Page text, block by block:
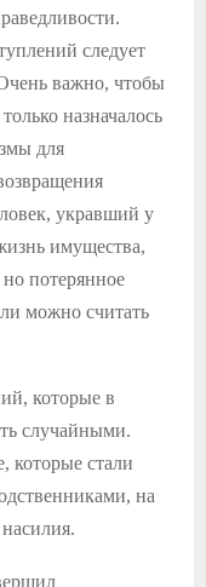
следует
важно, чтобы
назначалось
для
укравший у
имущества,
потерянное
можно считать
которые в
случайными.
которые стали
на